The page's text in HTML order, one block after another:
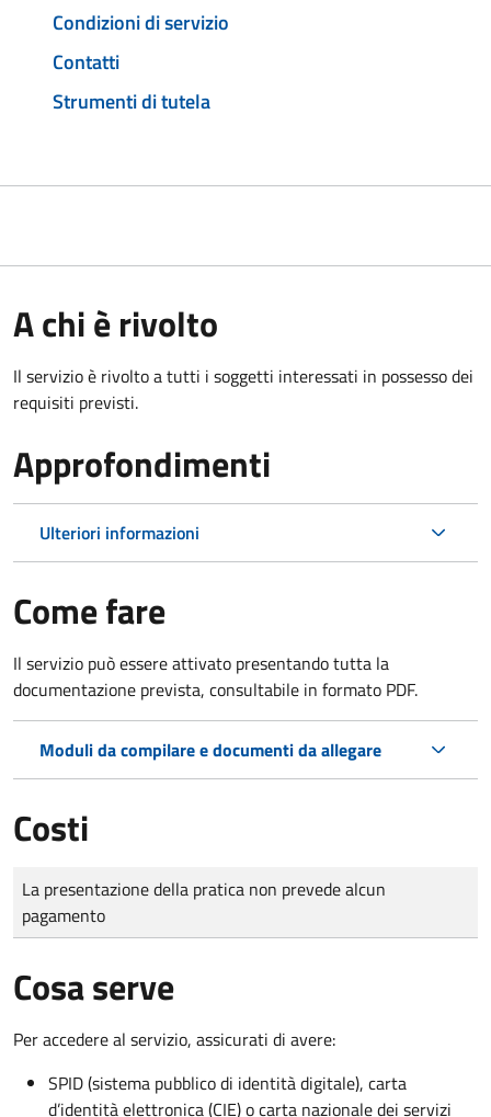
Condizioni di servizio
Contatti
Strumenti di tutela
A chi è rivolto
Il servizio è rivolto a tutti i soggetti interessati in possesso dei
requisiti previsti.
Approfondimenti
Ulteriori informazioni
Come fare
Il servizio può essere attivato presentando tutta la
documentazione prevista, consultabile in formato PDF.
Moduli da compilare e documenti da allegare
Costi
Tipo di pagamento
Importo
La presentazione della pratica non prevede alcun
pagamento
Cosa serve
Per accedere al servizio, assicurati di avere:
SPID (sistema pubblico di identità digitale), carta
d’identità elettronica (CIE) o carta nazionale dei servizi